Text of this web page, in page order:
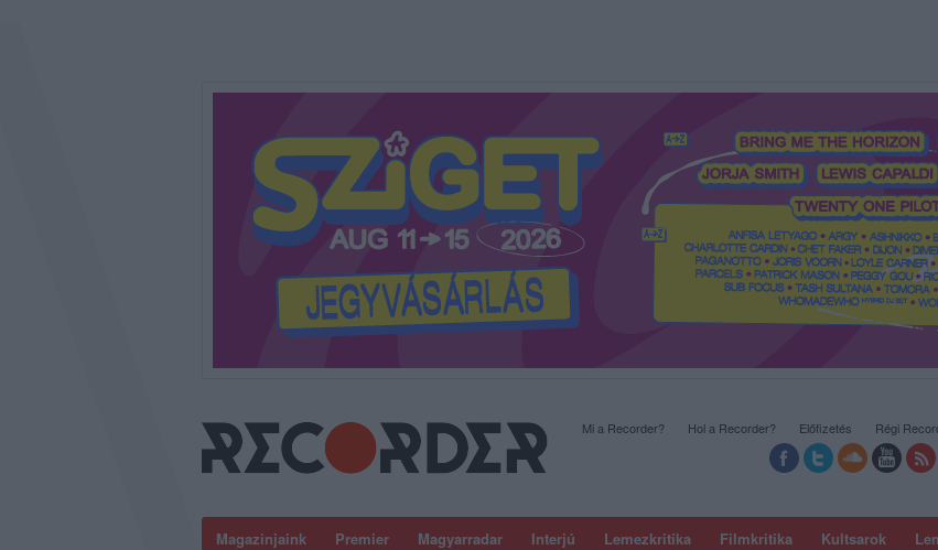
Magazinjaink Premier Magyarradar Interjú Lemezkritika Filmkritika Kultsarok
Mi a Recorder? Hol a Recorder? Előfizetés Régi